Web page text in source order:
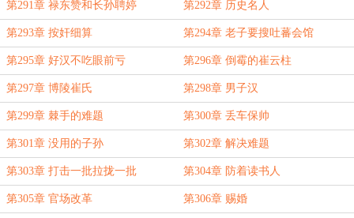
第291章 禄东赞和长孙聘婷 第292章 历史名人
第293章 按奸细算 第294章 老子要搜吐蕃会馆
第295章 好汉不吃眼前亏 第296章 倒霉的崔云柱
第297章 博陵崔氏 第298章 男子汉
第299章 棘手的难题 第300章 丢车保帅
第301章 没用的子孙 第302章 解决难题
第303章 打击一批拉拢一批 第304章 防着读书人
第305章 官场改革 第306章 赐婚